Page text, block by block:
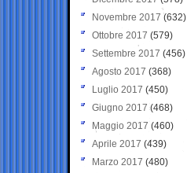
Novembre 2017 (632)
Ottobre 2017 (579)
Settembre 2017 (456)
Agosto 2017 (368)
Luglio 2017 (450)
Giugno 2017 (468)
Maggio 2017 (460)
Aprile 2017 (439)
Marzo 2017 (480)